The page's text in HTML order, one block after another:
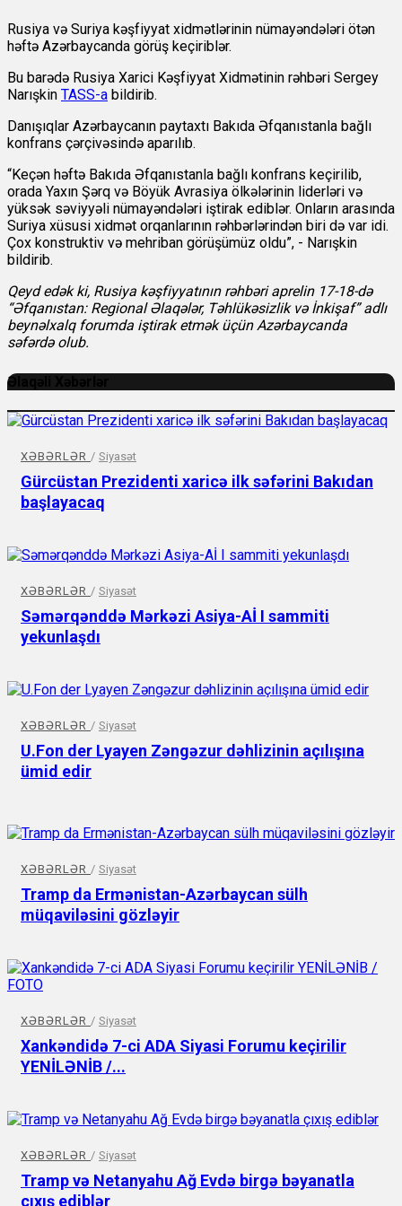
Rusiya və Suriya kəşfiyyat xidmətlərinin nümayəndələri ötən
həftə Azərbaycanda görüş keçiriblər.
Bu barədə Rusiya Xarici Kəşfiyyat Xidmətinin rəhbəri Sergey
Narışkin TASS-a bildirib.
Danışıqlar Azərbaycanın paytaxtı Bakıda Əfqanıstanla bağlı
konfrans çərçivəsində aparılıb.
“Keçən həftə Bakıda Əfqanıstanla bağlı konfrans keçirilib,
orada Yaxın Şərq və Böyük Avrasiya ölkələrinin liderləri və
yüksək səviyyəli nümayəndələri iştirak ediblər. Onların arasında
Suriya xüsusi xidmət orqanlarının rəhbərlərindən biri də var idi.
Çox konstruktiv və mehriban görüşümüz oldu”, - Narışkin
bildirib.
Qeyd edək ki, Rusiya kəşfiyyatının rəhbəri aprelin 17-18-də
“Əfqanıstan: Regional Əlaqələr, Təhlükəsizlik və İnkişaf” adlı
beynəlxalq forumda iştirak etmək üçün Azərbaycanda
səfərdə olub.
Əlaqəli Xəbərlər
XƏBƏRLƏR / Siyasət
Gürcüstan Prezidenti xaricə ilk səfərini Bakıdan
başlayacaq
XƏBƏRLƏR / Siyasət
Səmərqənddə Mərkəzi Asiya-Aİ I sammiti
yekunlaşdı
XƏBƏRLƏR / Siyasət
U.Fon der Lyayen Zəngəzur dəhlizinin açılışına
ümid edir
XƏBƏRLƏR / Siyasət
Tramp da Ermənistan-Azərbaycan sülh
müqaviləsini gözləyir
XƏBƏRLƏR / Siyasət
Xankəndidə 7-ci ADA Siyasi Forumu keçirilir
YENİLƏNİB /...
XƏBƏRLƏR / Siyasət
Tramp və Netanyahu Ağ Evdə birgə bəyanatla
çıxış ediblər